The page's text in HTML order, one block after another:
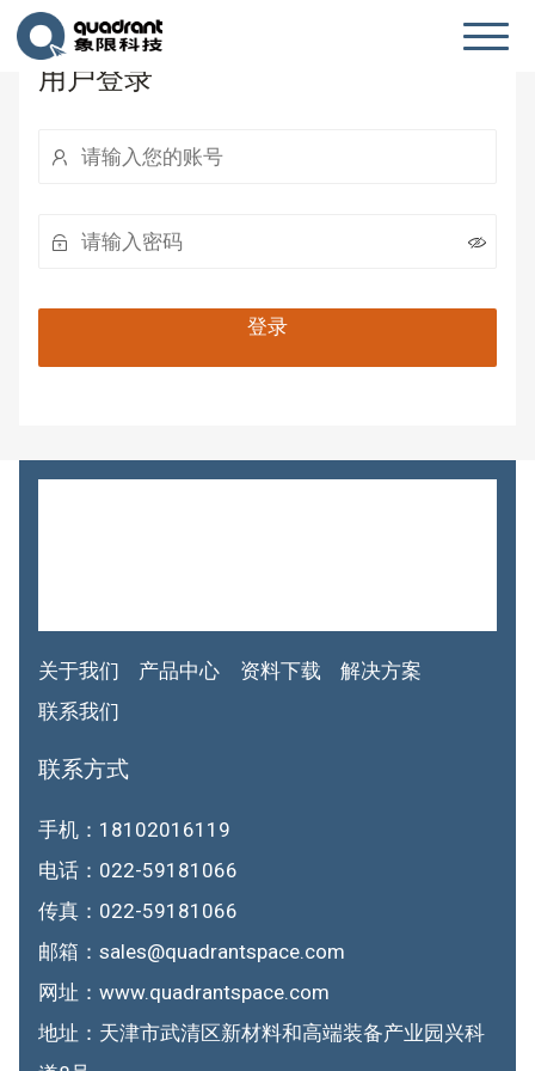
用户登录
登录
关于我们 产品中心 资料下载
解决方案
联系我们
联系方式
手机：18102016119
电话：022-59181066
传真：022-59181066
邮箱：sales@quadrantspace.com
网址：www.quadrantspace.com
地址：天津市武清区新材料和高端装备产业园兴科